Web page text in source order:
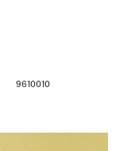
9610010